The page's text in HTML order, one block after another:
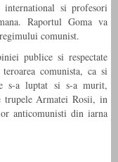
si profesori
Raportul Goma va
comunist.
publice si respectate
comunista, ca si
s-a luptat si s-a murit,
trupele Armatei Rosii, in
anticomunisti din iarna